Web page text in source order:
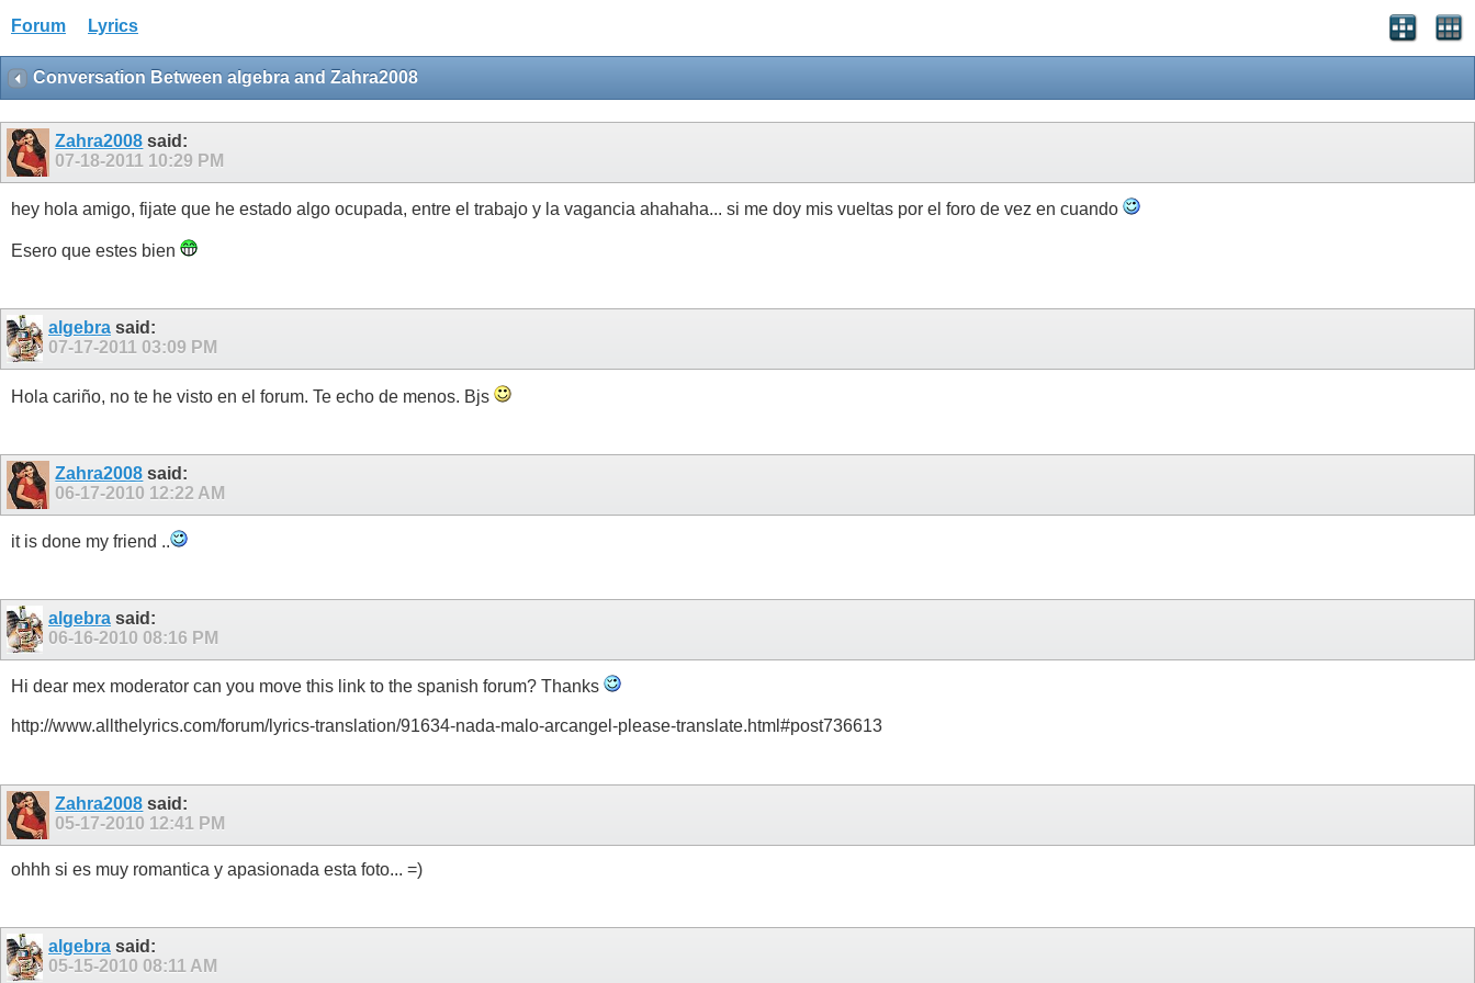
Forum Lyrics
Conversation Between algebra and Zahra2008
Zahra2008 said:
07-18-2011 10:29 PM
hey hola amigo, fijate que he estado algo ocupada, entre el trabajo y la vagancia ahahaha... si me doy mis vueltas por el foro de vez en cuando
Esero que estes bien
algebra said:
07-17-2011 03:09 PM
Hola cariño, no te he visto en el forum. Te echo de menos. Bjs
Zahra2008 said:
06-17-2010 12:22 AM
it is done my friend ..
algebra said:
06-16-2010 08:16 PM
Hi dear mex moderator can you move this link to the spanish forum? Thanks
http://www.allthelyrics.com/forum/lyrics-translation/91634-nada-malo-arcangel-please-translate.html#post736613
Zahra2008 said:
05-17-2010 12:41 PM
ohhh si es muy romantica y apasionada esta foto... =)
algebra said:
05-15-2010 08:11 AM